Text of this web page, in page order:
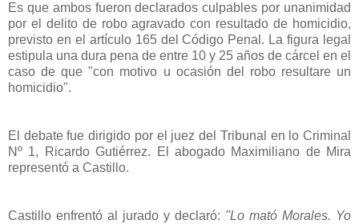
Es que ambos fueron declarados culpables por unanimidad
por el delito de robo agravado con resultado de homicidio,
previsto en el artículo 165 del Código Penal. La figura legal
estipula una dura pena de entre 10 y 25 años de cárcel en el
caso de que "con motivo u ocasión del robo resultare un
homicidio".
El debate fue dirigido por el juez del Tribunal en lo Criminal
Nº 1, Ricardo Gutiérrez. El abogado Maximiliano de Mira
representó a Castillo.
Castillo enfrentó al jurado y declaró: "Lo mató Morales. Yo